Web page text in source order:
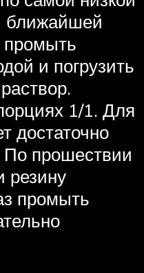
ближайшей
промыть
и погрузить
1/1. Для
достаточно
прошествии
резину
промыть